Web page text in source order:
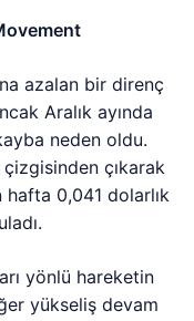
azalan bir direnç
Aralık ayında
neden oldu.
çıkarak
0,041 dolarlık
yönlü hareketin
yükseliş devam